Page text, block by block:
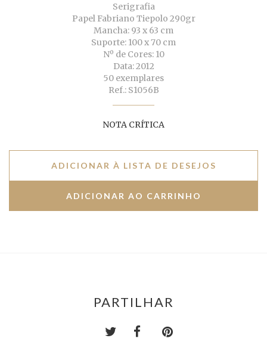
Serigrafia
Papel Fabriano Tiepolo 290gr
Mancha: 93 x 63 cm
Suporte: 100 x 70 cm
Nº de Cores: 10
Data: 2012
50 exemplares
Ref.: S1056B
NOTA CRÍTICA
ADICIONAR À LISTA DE DESEJOS
PARTILHAR